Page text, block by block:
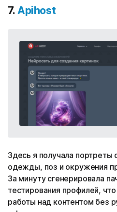
7. Apihost
Здесь я получала портреты
одежды, поз и окружения
За минуту сгенерировала
тестирования профилей,
работы над контентом без